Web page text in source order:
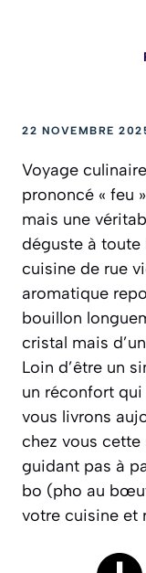
22 NOVEMBRE
Voyage
prononcé « feu
mais une
déguste à toute
cuisine de rue
aromatique
bouillon
cristal mais
Loin d’être un
un réconfort
vous livrons
chez vous cette
guidant pas à
bo (pho au
votre cuisine et